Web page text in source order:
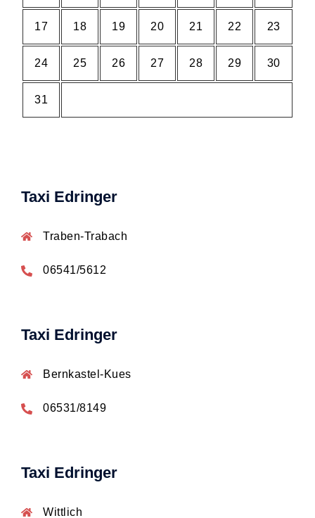
17 18 19 20 21 22 23
24 25 26 27 28 29 30
31
Taxi Edringer
Traben-Trabach
06541/5612
Taxi Edringer
Bernkastel-Kues
06531/8149
Taxi Edringer
Wittlich